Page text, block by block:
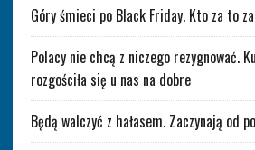
Góry śmieci po Black Friday. Kto za to
Polacy nie chcą z niczego rezygnować.
rozgościła się u nas na dobre
Będą walczyć z hałasem. Zaczynają od